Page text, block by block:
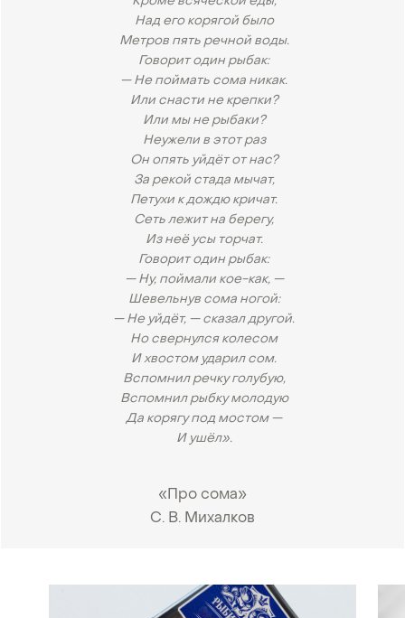
Над его корягой было
Метров пять речной воды.
Говорит один рыбак:
— Не поймать сома никак.
Или снасти не крепки?
Или мы не рыбаки?
Неужели в этот раз
Он опять уйдёт от нас?
За рекой стада мычат,
Петухи к дождю кричат.
Сеть лежит на берегу,
Из неё усы торчат.
Говорит один рыбак:
— Ну, поймали кое-как, —
Шевельнув сома ногой:
— Не уйдёт, — сказал другой.
Но свернулся колесом
И хвостом ударил сом.
Вспомнил речку голубую,
Вспомнил рыбку молодую
Да корягу под мостом —
И ушёл».
«Про сома»
•
С. В. Михалков